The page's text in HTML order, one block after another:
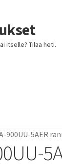
itselle? Tilaa heti.
900UU-5AER